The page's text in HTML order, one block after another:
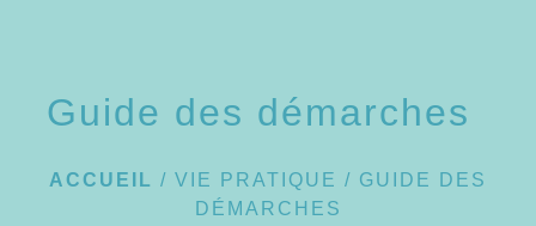
Guide des démarches
ACCUEIL / VIE PRATIQUE / GUIDE DES
DÉMARCHES